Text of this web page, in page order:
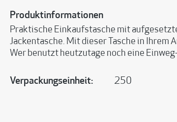
Produktinformationen
Praktische Einkaufstasche mit
Jackentasche. Mit dieser Tasche in Ihrem
Wer benutzt heutzutage noch eine
Verpackungseinheit: 250